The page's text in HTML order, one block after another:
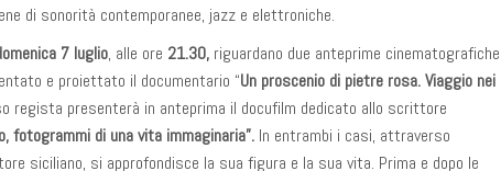
di sonorità contemporanee, jazz e elettroniche.
7 luglio, alle ore 21.30, riguardano due anteprime cinematografiche
e proiettato il documentario “Un proscenio di pietre rosa. Viaggio nei
regista presenterà in anteprima il docufilm dedicato allo scrittore
fotogrammi di una vita immaginaria”. In entrambi i casi, attraverso
siciliano, si approfondisce la sua figura e la sua vita. Prima e dopo le